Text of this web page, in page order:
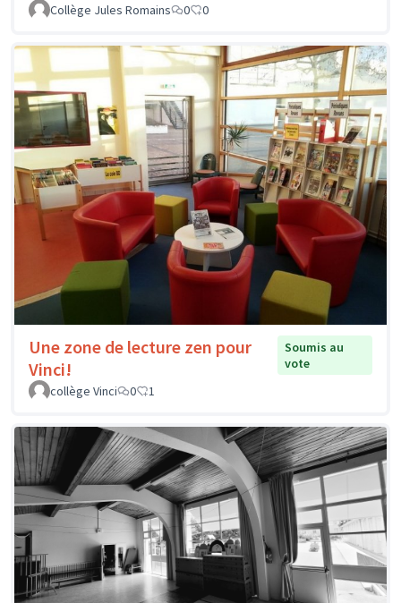
Collège Jules Romains 0 0
Une zone de lecture zen pour
Vinci!
Soumis au
vote
collège Vinci
0 1